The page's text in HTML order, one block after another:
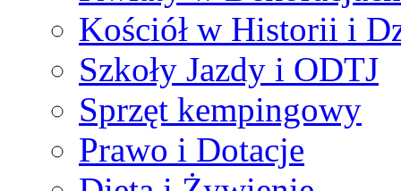
Kościół w Historii i
Szkoły Jazdy i ODTJ
Sprzęt kempingowy
Prawo i Dotacje